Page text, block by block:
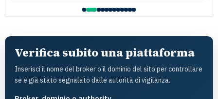
Verifica subito una piattaforma
Inserisci il nome del broker o il dominio del sito per controllare
se è già stato segnalato dalle autorità di vigilanza.